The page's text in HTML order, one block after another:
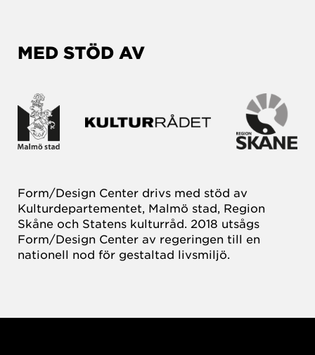
MED STÖD AV
Form/Design Center drivs med stöd av
Kulturdepartementet, Malmö stad, Region
Skåne och Statens kulturråd. 2018 utsågs
Form/Design Center av regeringen till en
nationell nod för gestaltad livsmiljö.